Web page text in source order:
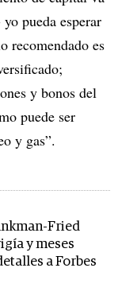
pueda esperar
recomendado es
y bonos del
puede ser
y gas”.
Fried
y meses
a Forbes